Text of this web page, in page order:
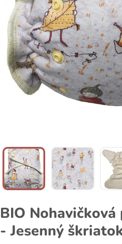
BIO Nohavičková
- Jesenný